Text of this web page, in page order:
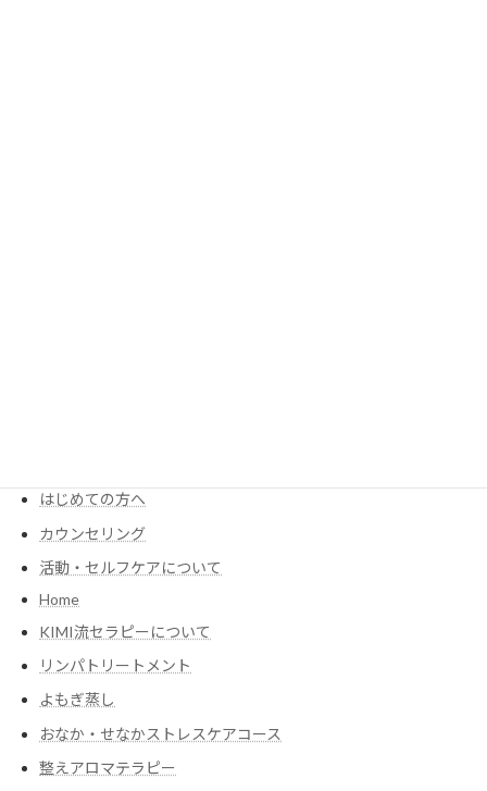
はじめての方へ
カウンセリング
活動・セルフケアについて
Home
KIMI流セラピーについて
リンパトリートメント
よもぎ蒸し
おなか・せなかストレスケアコース
整えアロマテラピー